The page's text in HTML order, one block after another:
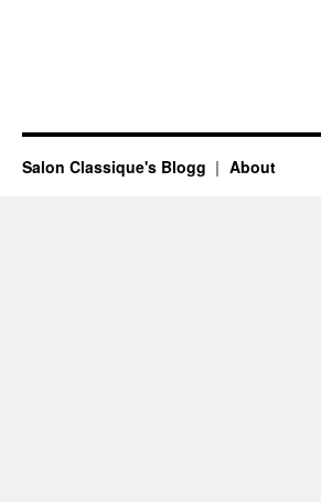
Salon Classique's Blogg About